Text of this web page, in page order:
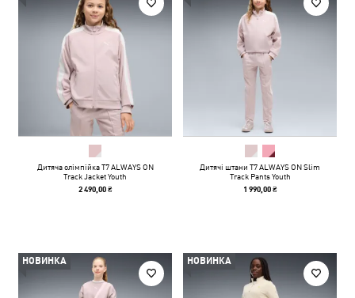
Дитяча олімпійка T7 ALWAYS ON
Track Jacket Youth
2 490,00 ₴
Дитячі штани T7 ALWAYS ON Slim
Track Pants Youth
1 990,00 ₴
НОВИНКА НОВИНКА